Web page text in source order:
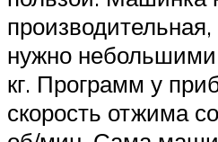
нужно
кг. Программ у
скорость отжима